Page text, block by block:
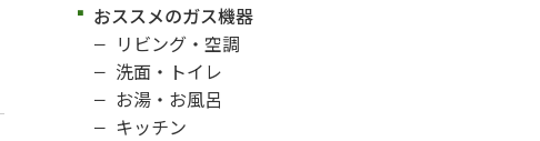
おススメのガス機器
リビング・空調
洗面・トイレ
お湯・お風呂
キッチン